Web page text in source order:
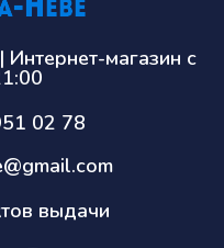
магазин с
02 78
выдачи